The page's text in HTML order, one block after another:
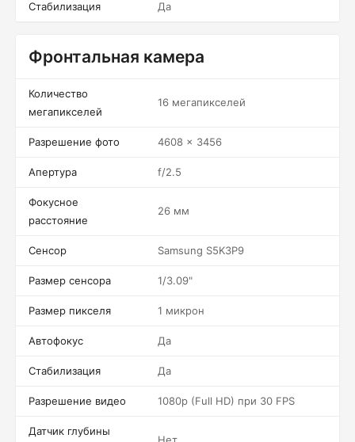
Стабилизация Да
Фронтальная камера
Количество
мегапикселей
16 мегапикселей
Разрешение фото 4608 x 3456
Апертура f/2.5
Фокусное
расстояние
26 мм
Сенсор Samsung S5K3P9
Размер сенсора 1/3.09"
Размер пикселя 1 микрон
Автофокус Да
Стабилизация Да
Разрешение видео 1080p (Full HD) при 30 FPS
Датчик глубины